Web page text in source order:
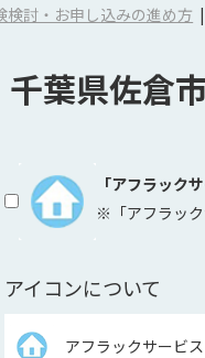
検討・お申し込みの進め方
千葉県佐倉
「アフラック
※「アフラック
アイコンについて
アフラックサービ